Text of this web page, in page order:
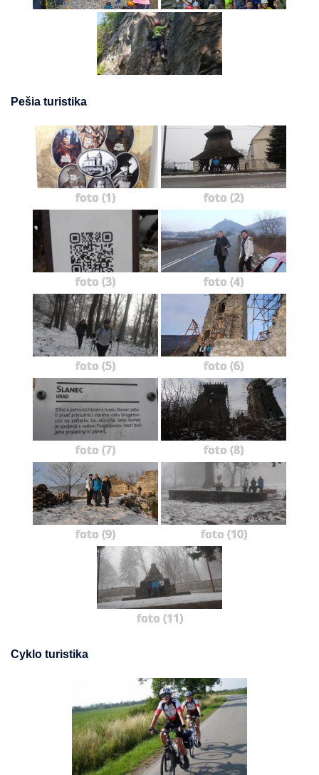
Pešia turistika
foto (1) foto (2)
foto (3) foto (4)
foto (5) foto (6)
foto (7) foto (8)
foto (9) foto (10)
foto (11)
Cyklo turistika